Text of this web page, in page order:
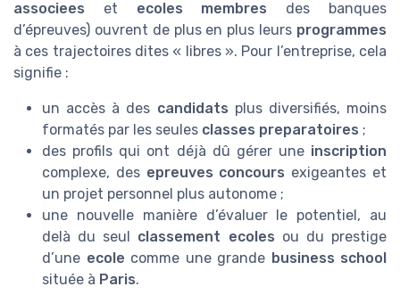
associees et ecoles membres des banques
d’épreuves) ouvrent de plus en plus leurs programmes
à ces trajectoires dites « libres ». Pour l’entreprise, cela
signifie :
un accès à des candidats plus diversifiés, moins
formatés par les seules classes preparatoires ;
des profils qui ont déjà dû gérer une inscription
complexe, des epreuves concours exigeantes et
un projet personnel plus autonome ;
une nouvelle manière d’évaluer le potentiel, au
delà du seul classement ecoles ou du prestige
d’une ecole comme une grande business school
située à Paris.